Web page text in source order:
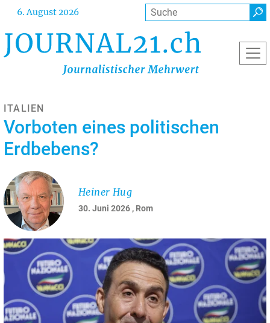
Direkt
Inhalt
6. August 2026 Suche
ITALIEN
Vorboten eines politischen
Erdbebens?
30. Juni 2026 , Rom
Heiner Hug